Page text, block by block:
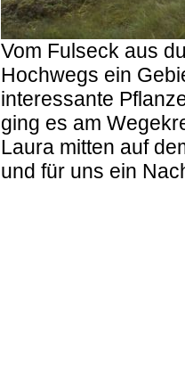
Vom Fulseck aus
Hochwegs ein
interessante
ging es am
Laura mitten auf
und für uns ein